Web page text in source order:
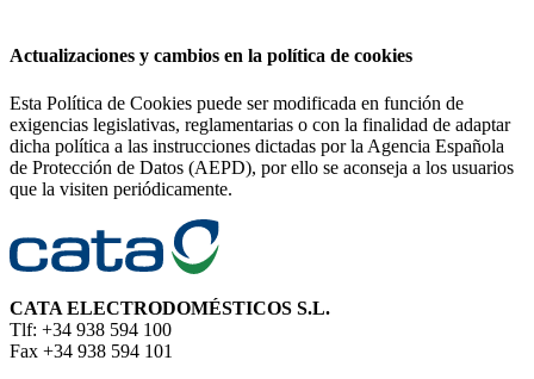
Actualizaciones y cambios en la política de cookies
Esta Política de Cookies puede ser modificada en función de
exigencias legislativas, reglamentarias o con la finalidad de adaptar
dicha política a las instrucciones dictadas por la Agencia Española
de Protección de Datos (AEPD), por ello se aconseja a los usuarios
que la visiten periódicamente.
CATA ELECTRODOMÉSTICOS S.L.
Tlf: +34 938 594 100
Fax +34 938 594 101